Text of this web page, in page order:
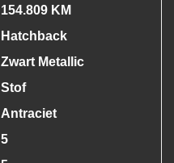
154.809 KM
Hatchback
Zwart Metallic
Stof
Antraciet
5